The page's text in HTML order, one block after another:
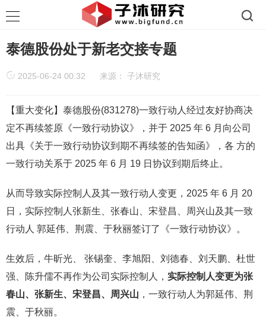
泰德股份处于新老交接专题
2025-06-24 00:32 来源： 子沐研究
【重大变化】泰德股份(831278)一致行动人经过友好协商决
定不再续签原《一致行动协议》，并于 2025 年 6 月向公司
出具《关于一致行动协议到期不再续签的告知函》，各 方的
一致行动关系于 2025 年 6 月 19 日协议到期后终止。
从而导致实际控制人及其一致行动人变更，2025 年 6 月 20
日，实际控制人张新生、张春山、宋登昌、周兴山及其一致
行动人 郭延伟、荆震、于秋丽签订了《一致行动协议》。
生效后，牛昕光、 张锡奎、李旭阳、刘德春、刘天鹏、杜世
强、陈升儒不再作为公司实际控制人， 实际控制人变更为张
春山、张新生、宋登昌、周兴山 ，一致行动人为郭延伟、荆
震、于秋丽。